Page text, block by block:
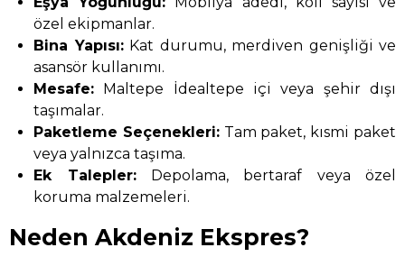
özel ekipmanlar.
Bina Yapısı:Kat durumu, merdiven genişliği ve
asansör kullanımı.
Mesafe: Maltepe İdealtepe içi veya şehir dışı
taşımalar.
Paketleme Seçenekleri:Tam paket, kısmi paket
veya yalnızca taşıma.
Ek Talepler:Depolama, bertaraf veya özel
koruma malzemeleri.
Neden Akdeniz Ekspres?